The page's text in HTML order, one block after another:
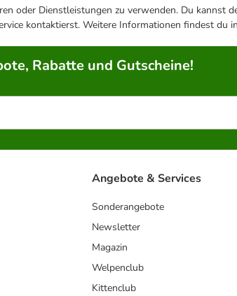
oder Dienstleistungen zu verwenden. Du kannst
kontaktierst. Weitere Informationen findest du
Rabatte und Gutscheine!
Angebote & Services
Sonderangebote
Newsletter
Magazin
Welpenclub
Kittenclub